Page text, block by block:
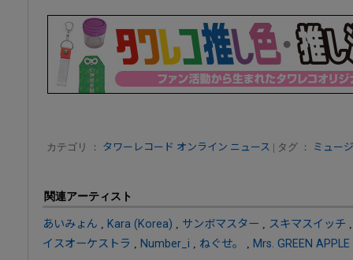
カテゴリ ： タワーレコード オンライン ニュース | タグ ： ミュー
関連アーティスト
あいみょん Kara (Korea) サンボマスター スキマスイッチ
イスオーケストラ
Number_i ねぐせ。 Mrs. GREEN APPLE